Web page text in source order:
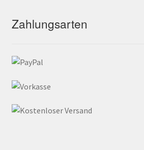
Zahlungsarten